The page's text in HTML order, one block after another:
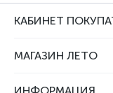
КАБИНЕТ
МАГАЗИН ЛЕТО